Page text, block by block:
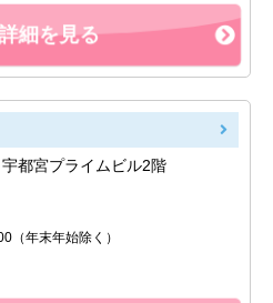
細を見る
都宮プライムビル2階
（年末年始除く）